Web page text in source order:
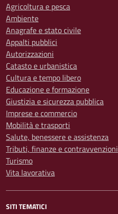
Agricoltura e pesca
Ambiente
Anagrafe e stato civile
Appalti pubblici
Autorizzazioni
Catasto e urbanistica
Cultura e tempo libero
Educazione e formazione
Giustizia e sicurezza pubblica
Imprese e commercio
Mobilità e trasporti
Salute, benessere e assistenza
Tributi, finanze e contravvenzioni
Turismo
Vita lavorativa
SITI TEMATICI